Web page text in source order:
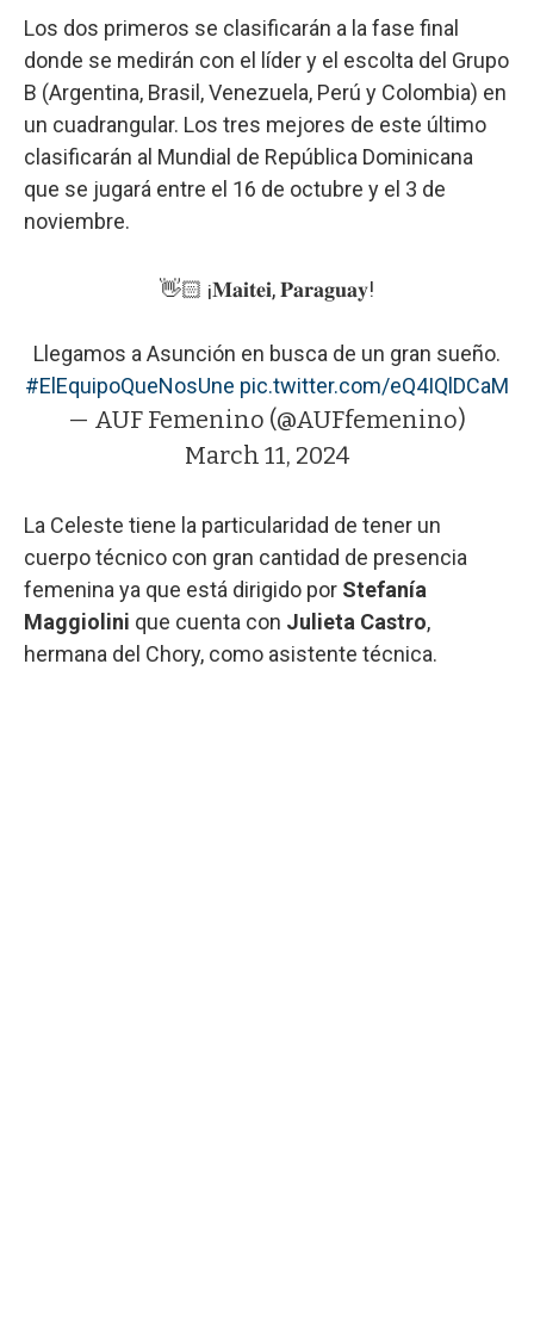
Los dos primeros se clasificarán a la fase final
donde se medirán con el líder y el escolta del Grupo
B (Argentina, Brasil, Venezuela, Perú y Colombia) en
un cuadrangular. Los tres mejores de este último
clasificarán al Mundial de República Dominicana
que se jugará entre el 16 de octubre y el 3 de
noviembre.
👋🏻 ¡𝐌𝐚𝐢𝐭𝐞𝐢, 𝐏𝐚𝐫𝐚𝐠𝐮𝐚𝐲!
Llegamos a Asunción en busca de un gran sueño.
#ElEquipoQueNosUne pic.twitter.com/eQ4IQlDCaM
— AUF Femenino (@AUFfemenino)
March 11, 2024
La Celeste tiene la particularidad de tener un
cuerpo técnico con gran cantidad de presencia
femenina ya que está dirigido por Stefanía
Maggiolini que cuenta con Julieta Castro,
hermana del Chory, como asistente técnica.